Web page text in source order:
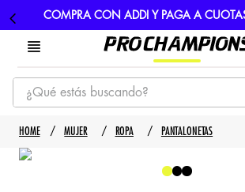
COMPRA CON ADDI Y PAGA A
¿Qué estás buscando?
TÉRMINOS MÁS BUSCADOS
1
MUJER ROPA PANTALONETAS